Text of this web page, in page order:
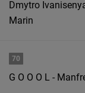
Dmytro
Marin
70
G O O O L -